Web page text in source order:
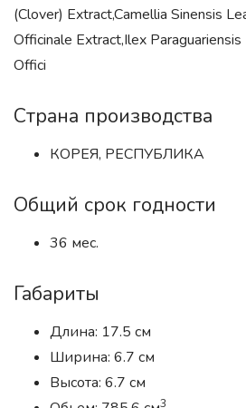
(Clover) Extract,Camellia Sinensis
Officinale Extract,Ilex
Offici
Страна производства
КОРЕЯ, РЕСПУБЛИКА
Общий срок годности
36 мес.
Габариты
Длина: 17.5 см
Ширина: 6.7 см
Высота: 6.7 см
3